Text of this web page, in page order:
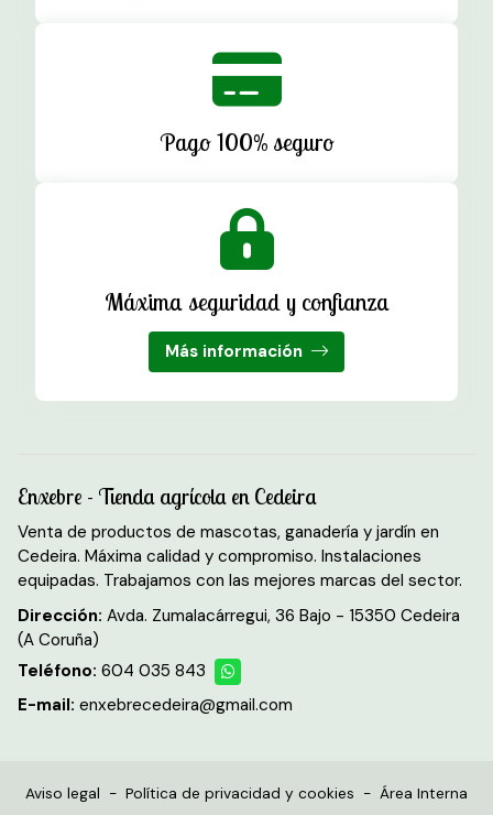
Pago 100% seguro
Máxima seguridad y confianza
Más información
Enxebre - Tienda agrícola en Cedeira
Venta de productos de mascotas, ganadería y jardín en
Cedeira. Máxima calidad y compromiso. Instalaciones
equipadas. Trabajamos con las mejores marcas del sector.
Dirección: Avda. Zumalacárregui, 36 Bajo - 15350 Cedeira
(A Coruña)
Teléfono: 604 035 843
E-mail: enxebrecedeira@gmail.com
Aviso legal - Política de privacidad y cookies - Área Interna